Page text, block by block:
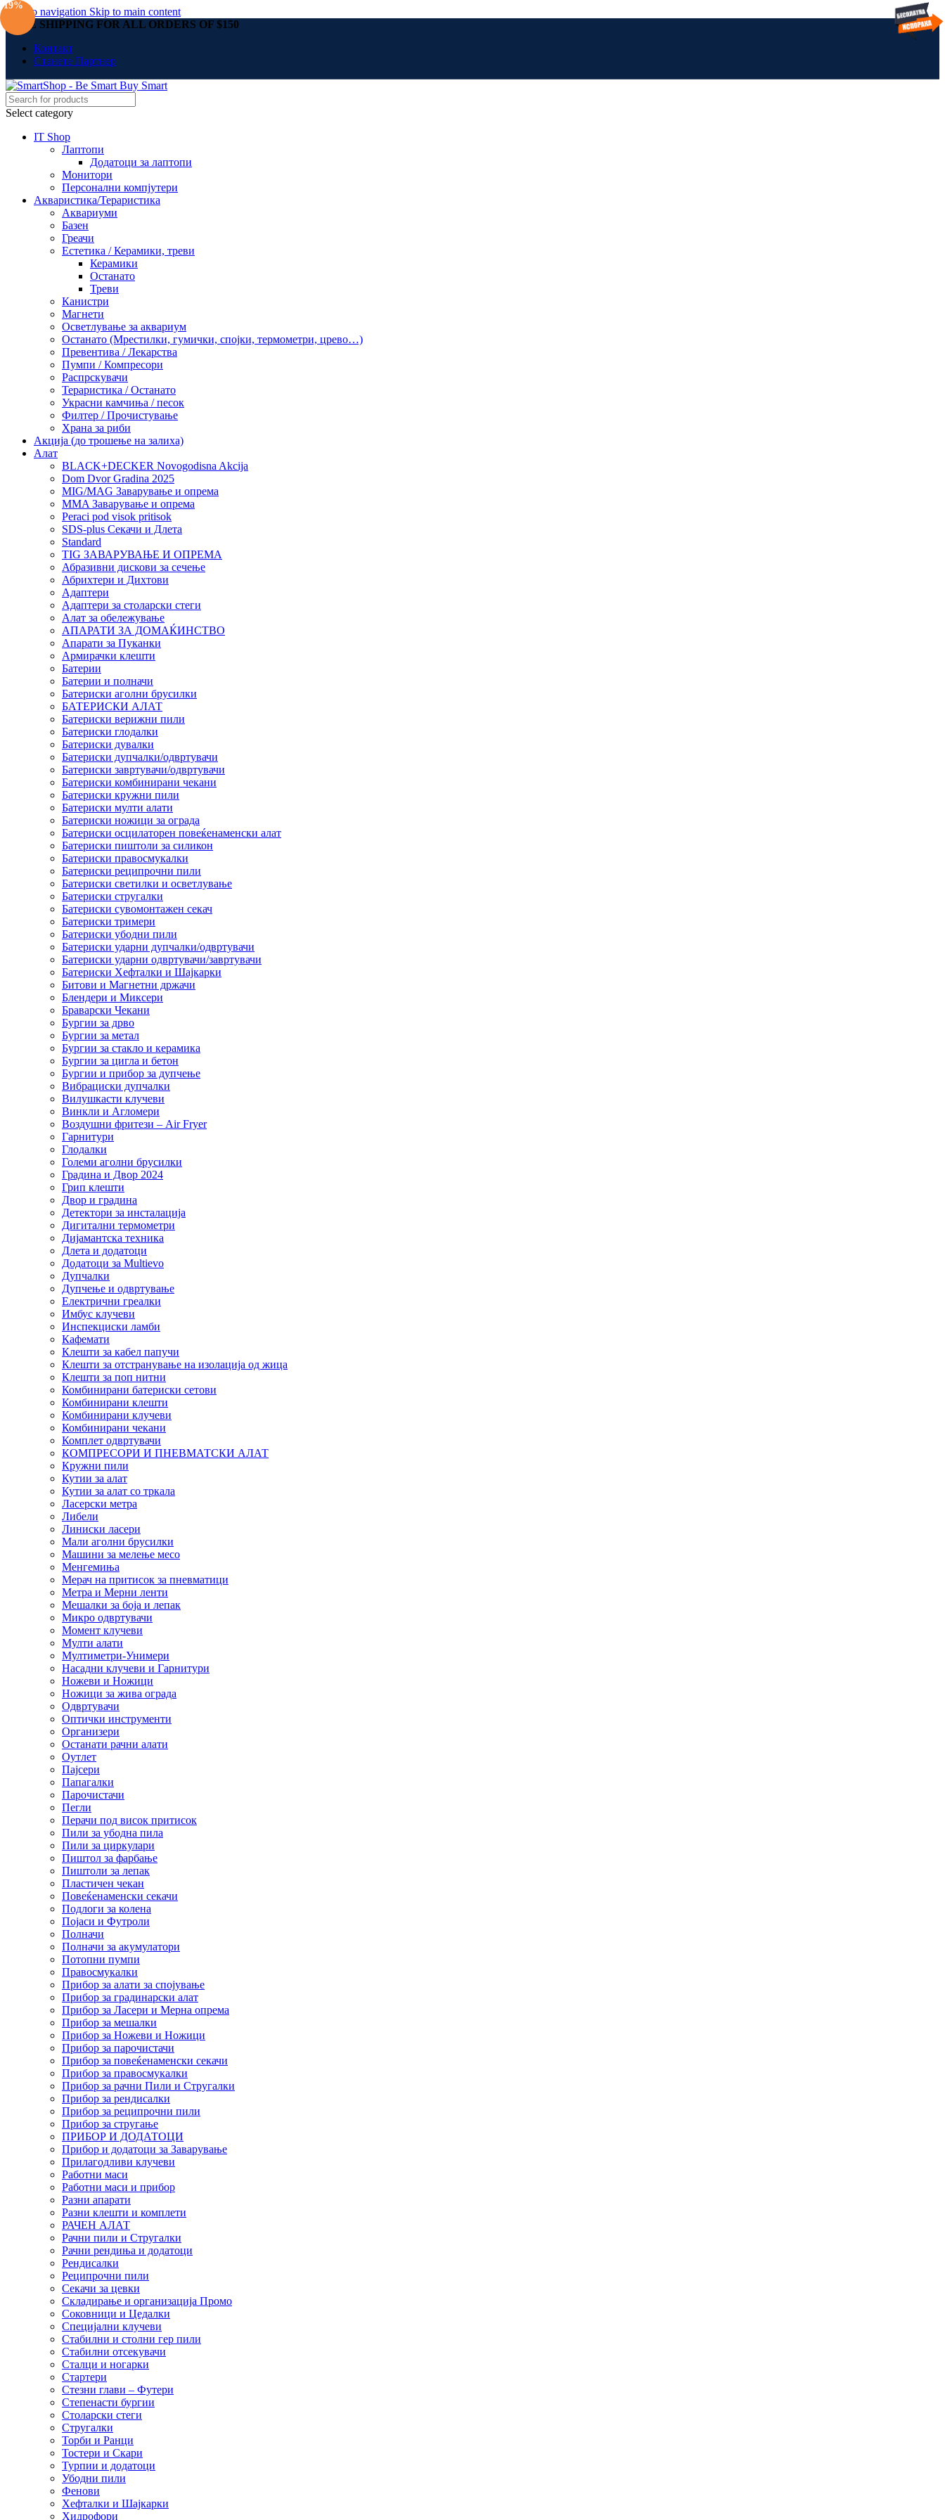
Skip to navigation Skip to main content
FREE SHIPPING FOR ALL ORDERS OF $150
Контакт
Станете Партнер
Select category
IT Shop
Лаптопи
Додатоци за лаптопи
Монитори
Персонални компјутери
Акваристика/Тераристика
Аквариуми
Базен
Греачи
Естетика / Керамики, треви
Керамики
Останато
Треви
Канистри
Магнети
Осветлување за аквариум
Останато (Мрестилки, гумички, спојки, термометри, црево…)
Превентива / Лекарства
Пумпи / Компресори
Распрскувачи
Тераристика / Останато
Украсни камчиња / песок
Филтер / Прочистување
Храна за риби
Акција (до трошење на залиха)
Алат
BLACK+DECKER Novogodisna Akcija
Dom Dvor Gradina 2025
MIG/MAG Заварување и опрема
MMA Заварување и опрема
Peraci pod visok pritisok
SDS-plus Секачи и Длета
Standard
TIG ЗАВАРУВАЊЕ И ОПРЕМА
Абразивни дискови за сечење
Абрихтери и Дихтови
Адаптери
Адаптери за столарски стеги
Алат за обележување
АПАРАТИ ЗА ДОМАЌИНСТВО
Апарати за Пуканки
Армирачки клешти
Батерии
Батерии и полначи
Батериски аголни брусилки
БАТЕРИСКИ АЛАТ
Батериски верижни пили
Батериски глодалки
Батериски дувалки
Батериски дупчалки/одвртувачи
Батериски завртувачи/одвртувачи
Батериски комбинирани чекани
Батериски кружни пили
Батериски мулти алати
Батериски ножици за ограда
Батериски осцилаторен повеќенаменски алат
Батериски пиштоли за силикон
Батериски правосмукалки
Батериски реципрочни пили
Батериски светилки и осветлување
Батериски стругалки
Батериски сувомонтажен секач
Батериски тримери
Батериски убодни пили
Батериски ударни дупчалки/одвртувачи
Батериски ударни одвртувачи/завртувачи
Батериски Хефталки и Шајкарки
Битови и Магнетни држачи
Блендери и Миксери
Браварски Чекани
Бургии за дрво
Бургии за метал
Бургии за стакло и керамика
Бургии за цигла и бетон
Бургии и прибор за дупчење
Вибрациски дупчалки
Вилушкасти клучеви
Винкли и Агломери
Воздушни фритези – Air Fryer
Гарнитури
Глодалки
Големи аголни брусилки
Градина и Двор 2024
Грип клешти
Двор и градина
Детектори за инсталација
Дигитални термометри
Дијамантска техника
Длета и додатоци
Додатоци за Multievo
Дупчалки
Дупчење и одвртување
Електрични греалки
Имбус клучеви
Инспекциски ламби
Кафемати
Клешти за кабел папучи
Клешти за отстранување на изолација од жица
Клешти за поп нитни
Комбинирани батериски сетови
Комбинирани клешти
Комбинирани клучеви
Комбинирани чекани
Комплет одвртувачи
КОМПРЕСОРИ И ПНЕВМАТСКИ АЛАТ
Кружни пили
Кутии за алат
Кутии за алат со тркала
Ласерски метра
Либели
Линиски ласери
Мали аголни брусилки
Машини за мелење месо
Менгемиња
Мерач на притисок за пневматици
Метра и Мерни ленти
Мешалки за боја и лепак
Микро одвртувачи
Момент клучеви
Мулти алати
Мултиметри-Унимери
Насадни клучеви и Гарнитури
Ножеви и Ножици
Ножици за жива ограда
Одвртувачи
Оптички инструменти
Организери
Останати рачни алати
Оутлет
Пајсери
Папагалки
Парочистачи
Пегли
Перачи под висок притисок
Пили за убодна пила
Пили за циркулари
Пиштол за фарбање
Пиштоли за лепак
Пластичен чекан
Повеќенаменски секачи
Подлоги за колена
Појаси и Футроли
Полначи
Полначи за акумулатори
Потопни пумпи
Правосмукалки
Прибор за алати за спојување
Прибор за градинарски алат
Прибор за Ласери и Мерна опрема
Прибор за мешалки
Прибор за Ножеви и Ножици
Прибор за парочистачи
Прибор за повеќенаменски секачи
Прибор за правосмукалки
Прибор за рачни Пили и Стругалки
Прибор за рендисалки
Прибор за реципрочни пили
Прибор за стругање
ПРИБОР И ДОДАТОЦИ
Прибор и додатоци за Заварување
Прилагодливи клучеви
Работни маси
Работни маси и прибор
Разни апарати
Разни клешти и комплети
РАЧЕН АЛАТ
Рачни пили и Стругалки
Рачни рендиња и додатоци
Рендисалки
Реципрочни пили
Секачи за цевки
Складирање и организација Промо
Соковници и Цедалки
Специјални клучеви
Стабилни и столни гер пили
Стабилни отсекувачи
Сталци и ногарки
Стартери
Стезни глави – Футери
Степенасти бургии
Столарски стеги
Стругалки
Торби и Ранци
Тостери и Скари
Турпии и додатоци
Убодни пили
Фенови
Хефталки и Шајкарки
Хидрофори
-19%